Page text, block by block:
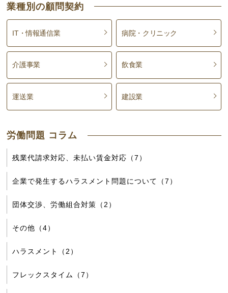
業種別の顧問契約
IT・情報通信業 病院・クリニック
介護事業 飲食業
運送業 建設業
労働問題 コラム
残業代請求対応、未払い賃金対応（7）
企業で発生するハラスメント問題について（7）
団体交渉、労働組合対策（2）
その他（4）
ハラスメント（2）
フレックスタイム（7）